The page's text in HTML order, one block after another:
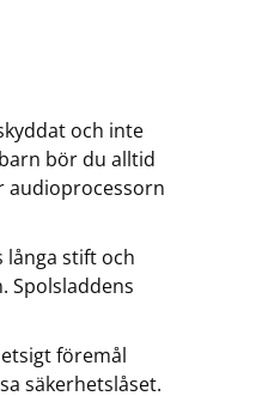
och inte
bör du alltid
audioprocessorn
långa stift och
Spolsladdens
föremål
säkerhetslåset.